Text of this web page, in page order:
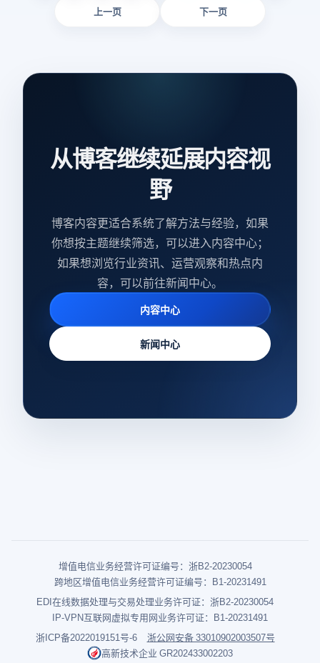
上一页 下一页
从博客继续延展内容视
野
博客内容更适合系统了解方法与经验，如果
你想按主题继续筛选，可以进入内容中心；
如果想浏览行业资讯、运营观察和热点内
容，可以前往新闻中心。
内容中心
新闻中心
增值电信业务经营许可证编号：浙B2-20230054
跨地区增值电信业务经营许可证编号：B1-20231491
EDI在线数据处理与交易处理业务许可证：浙B2-20230054
IP-VPN互联网虚拟专用网业务许可证：B1-20231491
浙ICP备2022019151号-6
浙公网安备 33010902003507号
高新技术企业 GR202433002203